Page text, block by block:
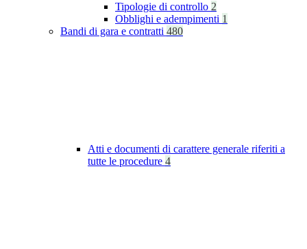
Tipologie di controllo 2
Obblighi e adempimenti 1
Bandi di gara e contratti 480
Atti e documenti di carattere generale riferiti a
tutte le procedure 4